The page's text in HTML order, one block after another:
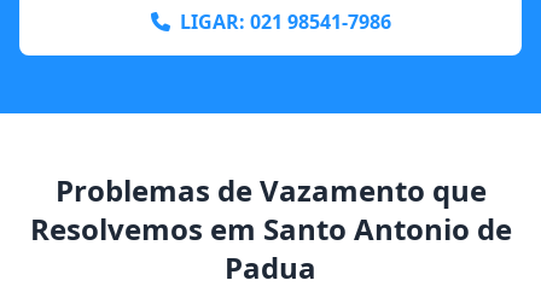
LIGAR: 021 98541-7986
Problemas de Vazamento que
Resolvemos em Santo Antonio de
Padua